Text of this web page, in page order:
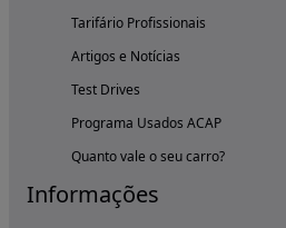
Tarifário Profissionais
Artigos e Notícias
Test Drives
Programa Usados ACAP
Quanto vale o seu carro?
Informações